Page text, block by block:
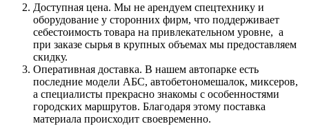
Доступная цена. Мы не арендуем спецтехнику и
оборудование у сторонних фирм, что поддерживает
себестоимость товара на привлекательном уровне, а
при заказе сырья в крупных объемах мы предоставляем
скидку.
Оперативная доставка. В нашем автопарке есть
последние модели АБС, автобетономешалок, миксеров,
а специалисты прекрасно знакомы с особенностями
городских маршрутов. Благодаря этому поставка
материала происходит своевременно.